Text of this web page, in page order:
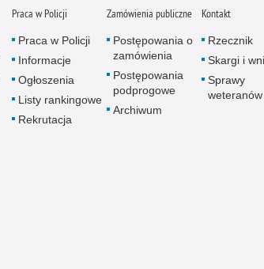
Praca w Policji
Praca w Policji
Informacje
Ogłoszenia
Listy rankingowe
Rekrutacja
Zamówienia publiczne
Postępowania o
zamówienia
Postępowania
podprogowe
Archiwum
Kontakt
Rzecznik
Skargi i
Sprawy
weteranów